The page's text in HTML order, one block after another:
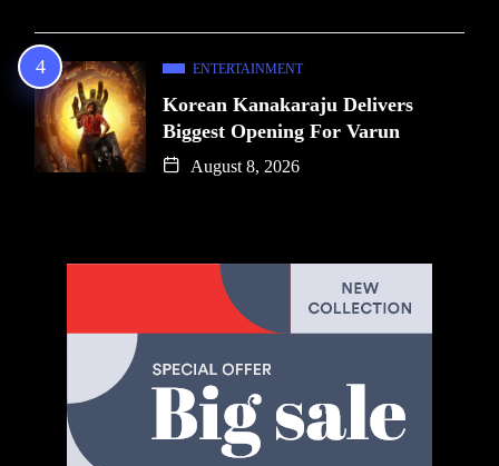
ENTERTAINMENT
Korean Kanakaraju Delivers
Biggest Opening For Varun
August 8, 2026